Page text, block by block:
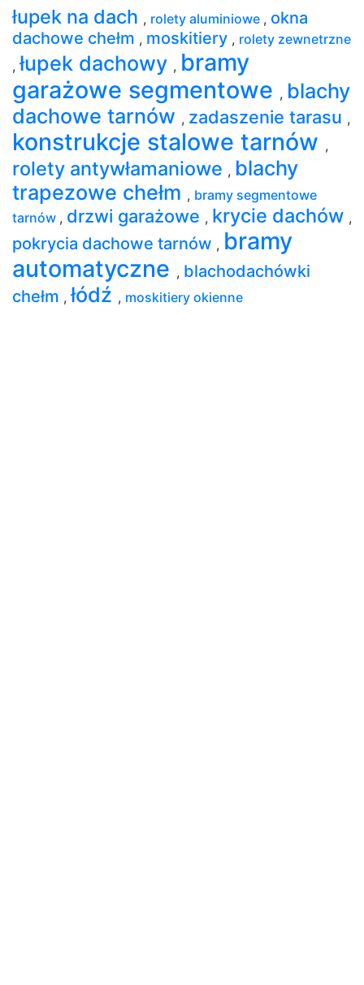
łupek na dach , rolety aluminiowe , okna
dachowe chełm , moskitiery , rolety zewnetrzne
, łupek dachowy , bramy
garażowe segmentowe , blachy
dachowe tarnów , zadaszenie tarasu ,
konstrukcje stalowe tarnów ,
rolety antywłamaniowe , blachy
trapezowe chełm , bramy segmentowe
tarnów , drzwi garażowe , krycie dachów ,
pokrycia dachowe tarnów , bramy
automatyczne , blachodachówki
chełm , łódź , moskitiery okienne